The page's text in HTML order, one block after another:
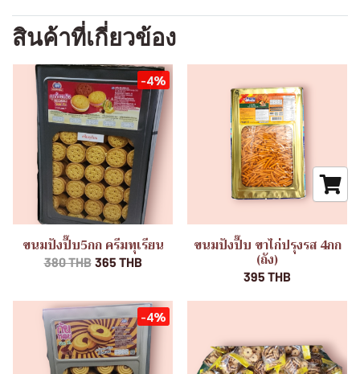
สินค้าที่เกี่ยวข้อง
-4%
ขนมปังปี๊บ5กก ครีมทุเรียน
380 THB 365 THB
ขนมปังปี๊บ ขาไก่ปรุงรส 4กก
(ถัง)
395 THB
-4%